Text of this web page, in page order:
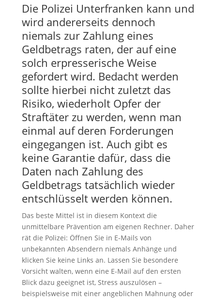
Die Polizei Unterfranken kann und
wird andererseits dennoch
niemals zur Zahlung eines
Geldbetrags raten, der auf eine
solch erpresserische Weise
gefordert wird. Bedacht werden
sollte hierbei nicht zuletzt das
Risiko, wiederholt Opfer der
Straftäter zu werden, wenn man
einmal auf deren Forderungen
eingegangen ist. Auch gibt es
keine Garantie dafür, dass die
Daten nach Zahlung des
Geldbetrags tatsächlich wieder
entschlüsselt werden können.
Das beste Mittel ist in diesem Kontext die
unmittelbare Prävention am eigenen Rechner. Daher
rät die Polizei: Öffnen Sie in E-Mails von
unbekannten Absendern niemals Anhänge und
klicken Sie keine Links an. Lassen Sie besondere
Vorsicht walten, wenn eine E-Mail auf den ersten
Blick dazu geeignet ist, Stress auszulösen –
beispielsweise mit einer angeblichen Mahnung oder